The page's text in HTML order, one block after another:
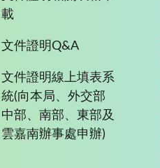
載
文件證明Q&A
文件證明線上填表系
統(向本局、外交部
中部、南部、東部及
雲嘉南辦事處申辦)